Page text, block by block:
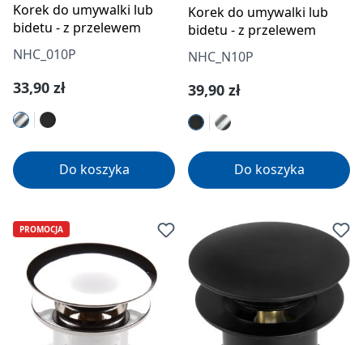
Korek do umywalki lub
bidetu - z przelewem
NHC_010P
Cena regularna:
33,90 zł
Do koszyka
Korek do umywalki lub
bidetu - z przelewem
NHC_N10P
Cena regularna:
39,90 zł
Do koszyka
PROMOCJA